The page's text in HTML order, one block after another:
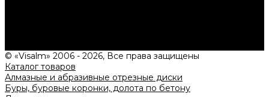
© «Visalm» 2006 - 2026, Все права защищены
Каталог товаров
Алмазные и абразивные отрезные диски
Буры, буровые коронки, долота по бетону